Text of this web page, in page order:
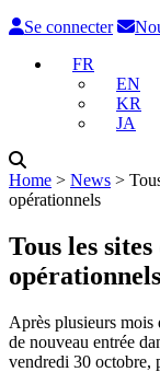
Se connecter
FR
EN
KR
JA
Home ˃ News ˃
opérationnels
Tous les
opérationnels
Après plusieurs
de nouveau entrée
vendredi 30 octobre,